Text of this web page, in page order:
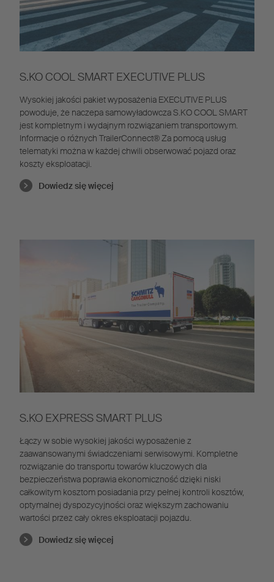
S.KO COOL SMART EXECUTIVE PLUS
Wysokiej jakości pakiet wyposażenia EXECUTIVE PLUS
powoduje, że naczepa samowyładowcza S.KO COOL SMART
jest kompletnym i wydajnym rozwiązaniem transportowym.
Informacje o różnych TrailerConnect®Za pomocą usług
telematyki można w każdej chwili obserwować pojazd oraz
koszty eksploatacji.
Dowiedz się więcej
S.KO EXPRESS SMART PLUS
Łączy w sobie wysokiej jakości wyposażenie z
zaawansowanymi świadczeniami serwisowymi. Kompletne
rozwiązanie do transportu towarów kluczowych dla
bezpieczeństwa poprawia ekonomiczność dzięki niski
całkowitym kosztom posiadania przy pełnej kontroli kosztów,
optymalnej dyspozycyjności oraz większym zachowaniu
wartości przez cały okres eksploatacji pojazdu.
Dowiedz się więcej